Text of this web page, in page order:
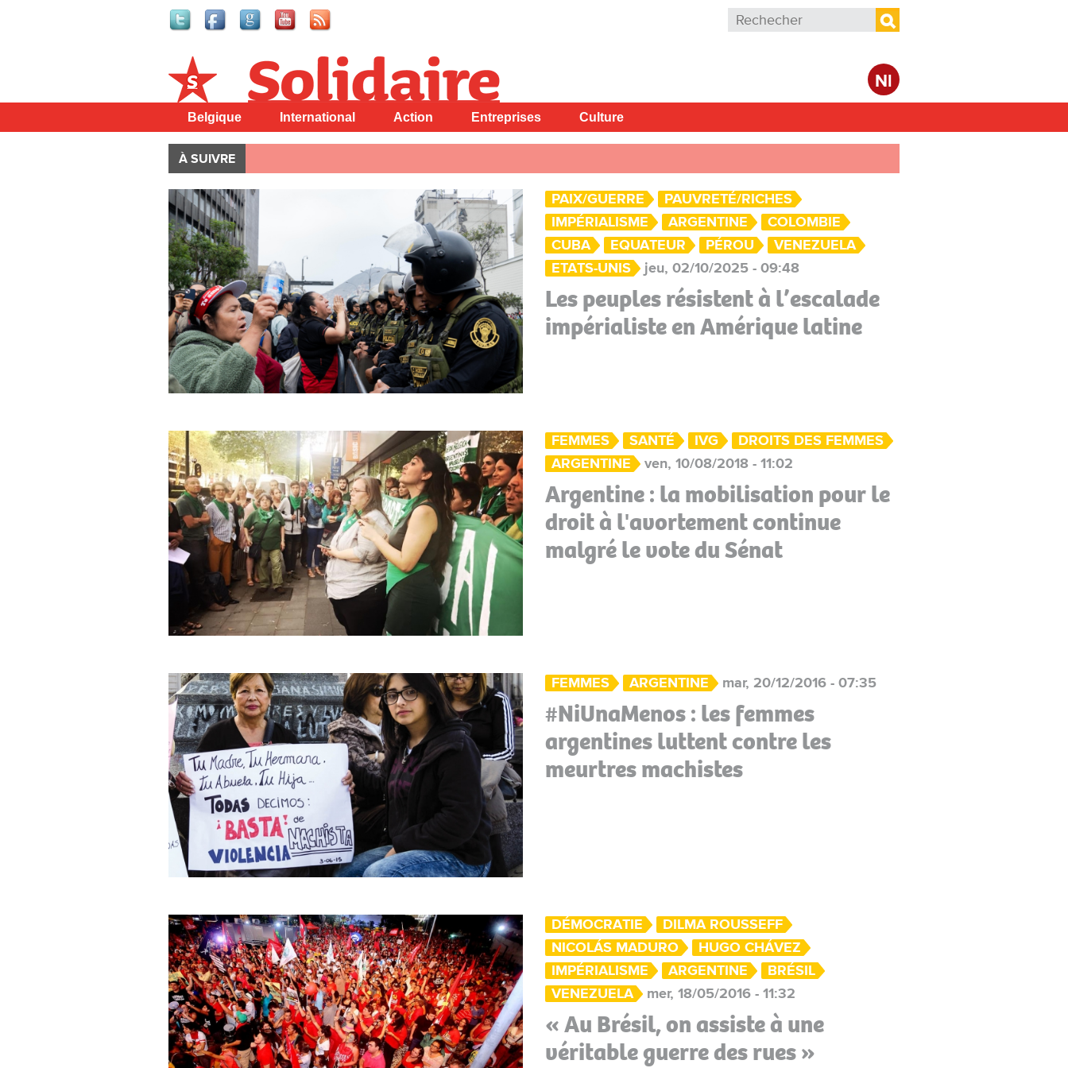
Formulaire de recherche
Rechercher
Nl
Solidaire
Belgique International Action Entreprises Culture
À SUIVRE
PAIX/GUERRE
PAUVRETÉ/RICHES
IMPÉRIALISME
ARGENTINE
COLOMBIE
CUBA
EQUATEUR PÉROU
VENEZUELA
ETATS-UNIS
jeu, 02/10/2025 - 09:48
Les peuples résistent à l’escalade
impérialiste en Amérique latine
FEMMES SANTÉ IVG
DROITS DES FEMMES
ARGENTINE
ven, 10/08/2018 - 11:02
Argentine : la mobilisation pour le
droit à l'avortement continue
malgré le vote du Sénat
FEMMES ARGENTINE mar, 20/12/2016 - 07:35
#NiUnaMenos : les femmes
argentines luttent contre les
meurtres machistes
DÉMOCRATIE
DILMA ROUSSEFF
NICOLÁS MADURO
HUGO CHÁVEZ
IMPÉRIALISME
ARGENTINE
BRÉSIL
VENEZUELA
mer, 18/05/2016 - 11:32
« Au Brésil, on assiste à une
véritable guerre des rues »